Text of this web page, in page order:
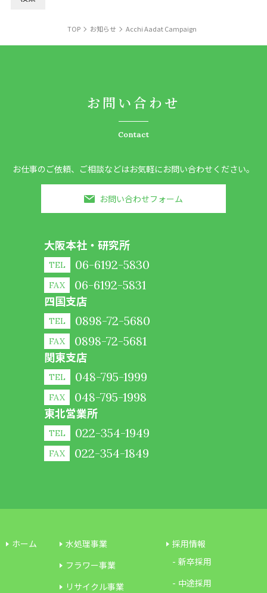
TOP お知らせ Acchi Aadat Campaign
お問い合わせ
Contact
お仕事のご依頼、ご相談などはお気軽にお問い合わせください。
お問い合わせフォーム
大阪本社・研究所
TEL 06-6192-5830
FAX 06-6192-5831
四国支店
TEL 0898-72-5680
FAX 0898-72-5681
関東支店
TEL 048-795-1999
FAX 048-795-1998
東北営業所
TEL 022-354-1949
FAX 022-354-1849
ホーム
水処理事業
フラワー事業
リサイクル事業
採用情報
新卒採用
中途採用